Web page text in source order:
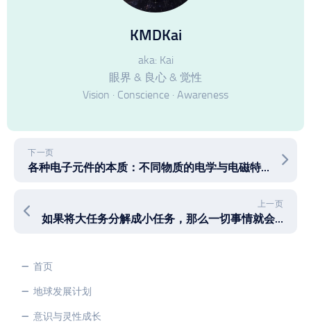
KMDKai
aka: Kai
眼界 & 良心 & 觉性
Vision · Conscience · Awareness
下一页
各种电子元件的本质：不同物质的电学与电磁特性
上一页
如果将大任务分解成小任务，那么一切事情就会变得简单
首页
地球发展计划
意识与灵性成长